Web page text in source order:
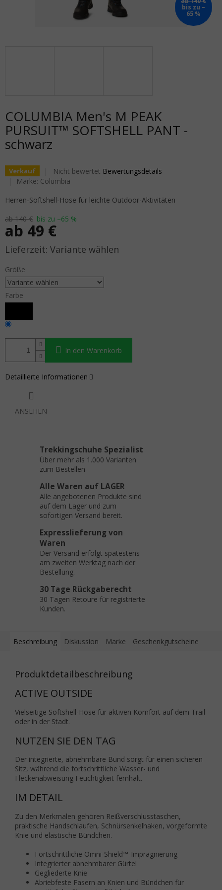
bis zu –
65 %
COLUMBIA Men's M PEAK
PURSUIT™ SOFTSHELL PANT -
schwarz
Verkauf Die durchschnittliche Produktbewertung ist 0,0 von
Nicht bewertet Bewertungsdetails
Marke: Columbia
ab 140 € bis zu –65 %
ab 49 €
Verkaufspreis: Variante wählen
Größe
Farbe
In den Warenkorb
Herren-Softshell-Hose für leichte Outdoor-Aktivitäten
Detaillierte Informationen
ANSEHEN
Trekkingschuhe Spezialist
Über mehr als 1.000 Varianten
zum Bestellen
Alle Waren auf LAGER
Alle angebotenen Produkte sind
auf dem Lager und zum
sofortigen Versand bereit.
Expresslieferung von
Waren
Der Versand erfolgt spätestens
am zweiten Werktag nach der
Bestellung.
30 Tage Rückgaberecht
30 Tagen Retoure für registrierte
Kunden.
Beschreibung Diskussion Marke Geschenkgutscheine
Produktdetailbeschreibung
ACTIVE OUTSIDE
Vielseitige Softshell-Hose für aktiven Komfort auf dem Trail
oder in der Stadt.
NUTZEN SIE DEN TAG
Der integrierte, abnehmbare Bund sorgt für einen sicheren
Sitz, während die fortschrittliche Wasser- und
Fleckenabweisung Feuchtigkeit fernhält.
IM DETAIL
Zu den Merkmalen gehören Reißverschlusstaschen,
praktische Handschlaufen, Schnürsenkelhaken, vorgeformte
Knie und elastische Bündchen.
Fortschrittliche Omni-Shield™-Imprägnierung
Integrierter abnehmbarer Gürtel
Gegliederte Knie
Abriebfeste Fasern an Knien und Bündchen für